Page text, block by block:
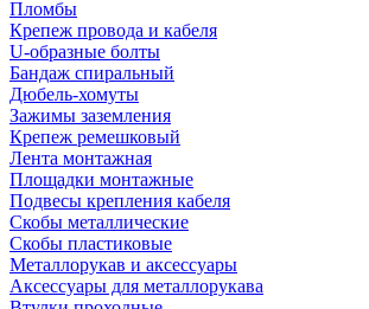
Пломбы
Крепеж провода и кабеля
U-образные болты
Бандаж спиральный
Дюбель-хомуты
Зажимы заземления
Крепеж ремешковый
Лента монтажная
Площадки монтажные
Подвесы крепления кабеля
Скобы металлические
Скобы пластиковые
Металлорукав и аксессуары
Аксессуары для металлорукава